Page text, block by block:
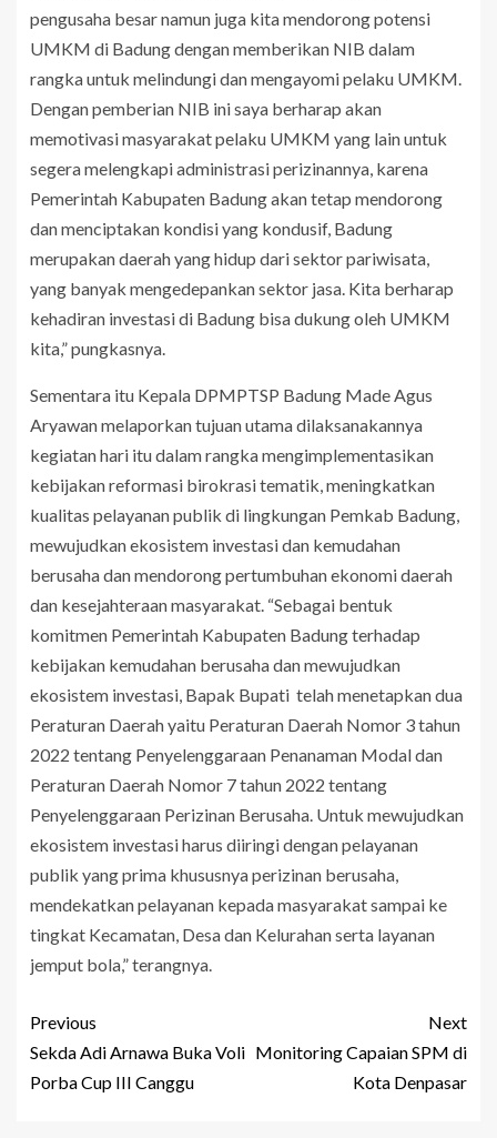
pengusaha besar namun juga kita mendorong potensi
UMKM di Badung dengan memberikan NIB dalam
rangka untuk melindungi dan mengayomi pelaku UMKM.
Dengan pemberian NIB ini saya berharap akan
memotivasi masyarakat pelaku UMKM yang lain untuk
segera melengkapi administrasi perizinannya, karena
Pemerintah Kabupaten Badung akan tetap mendorong
dan menciptakan kondisi yang kondusif, Badung
merupakan daerah yang hidup dari sektor pariwisata,
yang banyak mengedepankan sektor jasa. Kita berharap
kehadiran investasi di Badung bisa dukung oleh UMKM
kita,” pungkasnya.
Sementara itu Kepala DPMPTSP Badung Made Agus
Aryawan melaporkan tujuan utama dilaksanakannya
kegiatan hari itu dalam rangka mengimplementasikan
kebijakan reformasi birokrasi tematik, meningkatkan
kualitas pelayanan publik di lingkungan Pemkab Badung,
mewujudkan ekosistem investasi dan kemudahan
berusaha dan mendorong pertumbuhan ekonomi daerah
dan kesejahteraan masyarakat. “Sebagai bentuk
komitmen Pemerintah Kabupaten Badung terhadap
kebijakan kemudahan berusaha dan mewujudkan
ekosistem investasi, Bapak Bupati telah menetapkan dua
Peraturan Daerah yaitu Peraturan Daerah Nomor 3 tahun
2022 tentang Penyelenggaraan Penanaman Modal dan
Peraturan Daerah Nomor 7 tahun 2022 tentang
Penyelenggaraan Perizinan Berusaha. Untuk mewujudkan
ekosistem investasi harus diiringi dengan pelayanan
publik yang prima khususnya perizinan berusaha,
mendekatkan pelayanan kepada masyarakat sampai ke
tingkat Kecamatan, Desa dan Kelurahan serta layanan
jemput bola,” terangnya.
Previous
Sekda Adi Arnawa Buka Voli
Porba Cup III Canggu
Next
Monitoring Capaian SPM di
Kota Denpasar